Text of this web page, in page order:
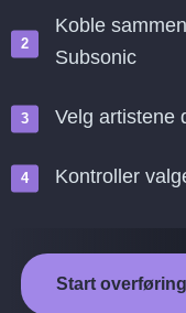
Koble
Subsonic
Velg artistene
Kontroller
Start